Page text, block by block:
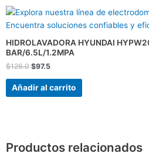
HIDROLAVADORA HYUNDAI
BAR/6.5L/1.2MPA
$126.0
El
original
era:
$126.0.
$97.5
El
actual
es:
$97.5.
Añadir al carrito
Productos relacionados